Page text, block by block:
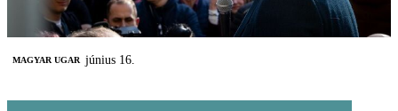
MAGYAR UGAR június 16.